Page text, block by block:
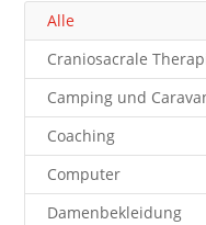
Alle
Craniosacrale
Camping und
Coaching
Computer
Damenbekleidung